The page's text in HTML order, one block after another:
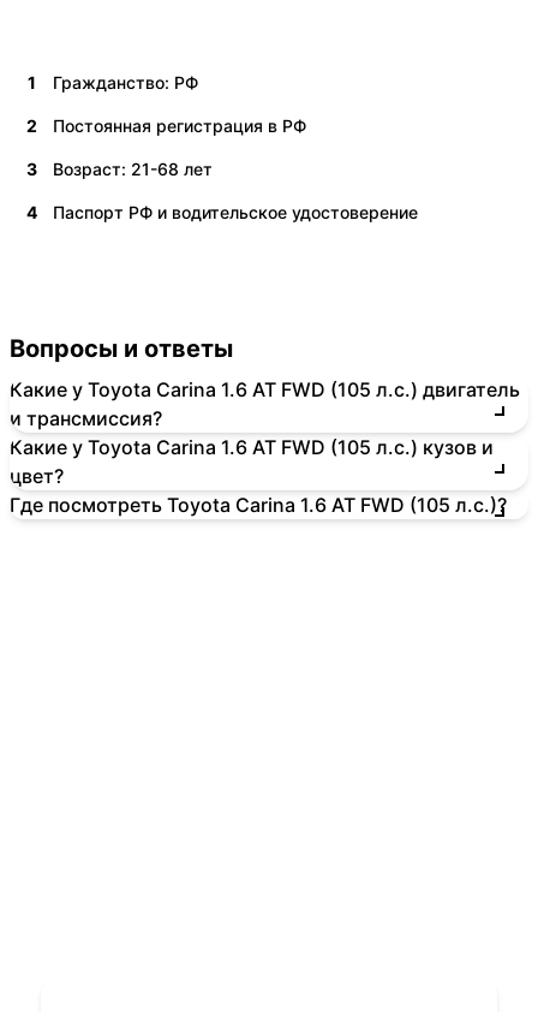
1 Гражданство: РФ
2 Постоянная регистрация в РФ
3 Возраст: 21-68 лет
4 Паспорт РФ и водительское удостоверение
Вопросы и ответы
Какие у Toyota Carina 1.6 AT FWD (105 л.с.) двигатель
и трансмиссия?
Какие у Toyota Carina 1.6 AT FWD (105 л.с.) кузов и
цвет?
Где посмотреть Toyota Carina 1.6 AT FWD (105 л.с.)?